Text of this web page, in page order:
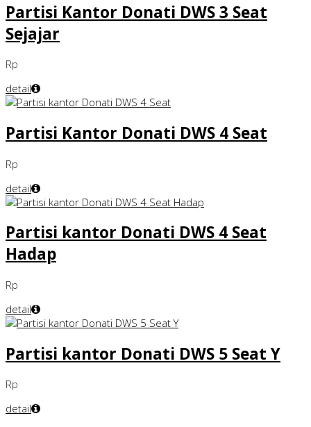
Partisi Kantor Donati DWS 3 Seat
Sejajar
Rp
detail
Partisi Kantor Donati DWS 4 Seat
Rp
detail
Partisi kantor Donati DWS 4 Seat
Hadap
Rp
detail
Partisi kantor Donati DWS 5 Seat Y
Rp
detail